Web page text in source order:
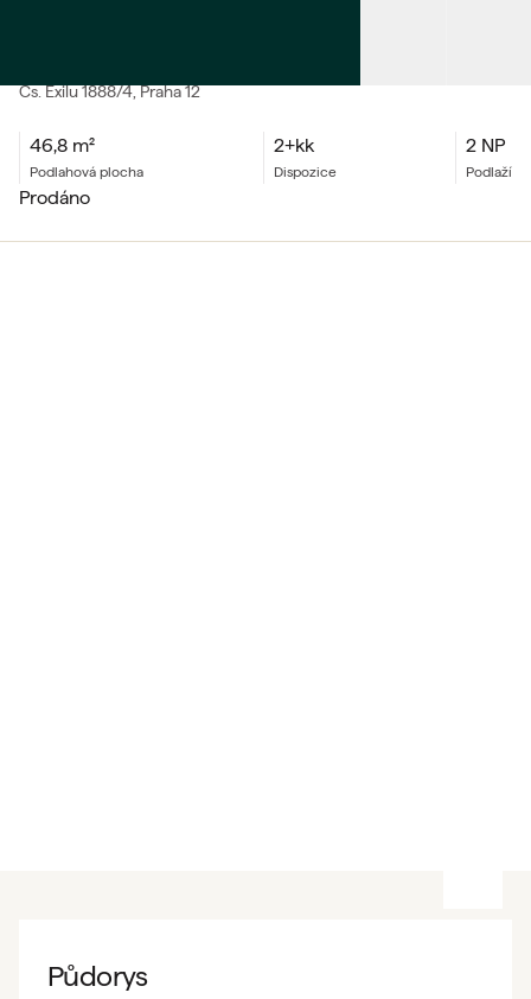
Čs. Exilu1888/4, Praha 12
46,8 m²
podlahová plocha
2+kk
dispozice
2 NP
podlaží
prodáno
Půdorys